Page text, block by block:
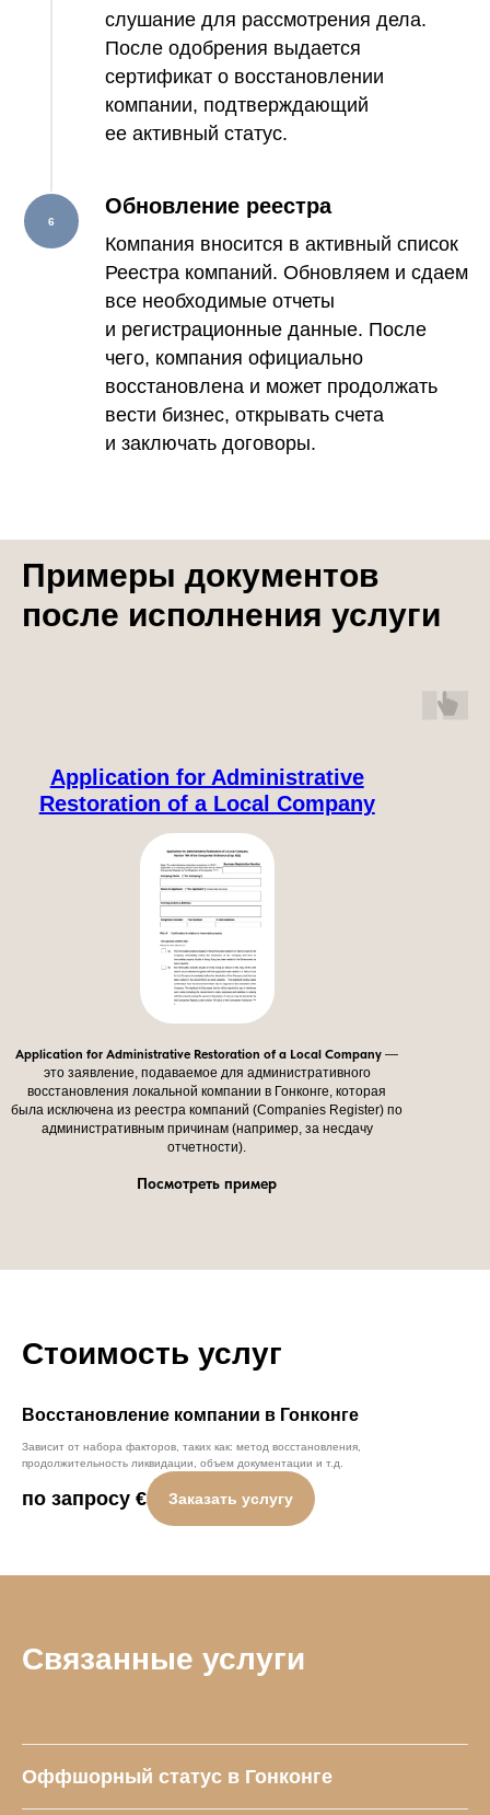
слушание для рассмотрения дела.
После одобрения выдается
сертификат о восстановлении
компании, подтверждающий
ее активный статус.
Обновление реестра
Компания вносится в активный список
Реестра компаний. Обновляем и сдаем
все необходимые отчеты
и регистрационные данные. После
чего, компания официально
восстановлена и может продолжать
вести бизнес, открывать счета
и заключать договоры.
Примеры документов
после исполнения услуги
Application for Administrative
Restoration of a Local Company
Application for Administrative Restoration of a Local Company —
это заявление, подаваемое для административного
восстановления локальной компании в Гонконге, которая
была исключена из реестра компаний (Companies Register) по
административным причинам (например, за несдачу
отчетности).
Посмотреть пример
Стоимость услуг
Восстановление компании в Гонконге
Зависит от набора факторов, таких как: метод восстановления,
продолжительность ликвидации, объем документации и т.д.
по запросу € Заказать услугу
Связанные услуги
Оффшорный статус в Гонконге